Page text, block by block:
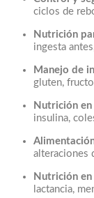
ciclos de
Nutrición
ingesta
Manejo de
gluten,
Nutrición
insulina,
alteraciones
Nutrición
lactancia,